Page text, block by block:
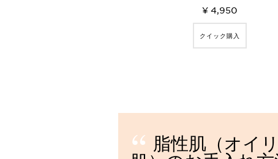
¥ 4,950
クイック購入
脂性肌（オイ